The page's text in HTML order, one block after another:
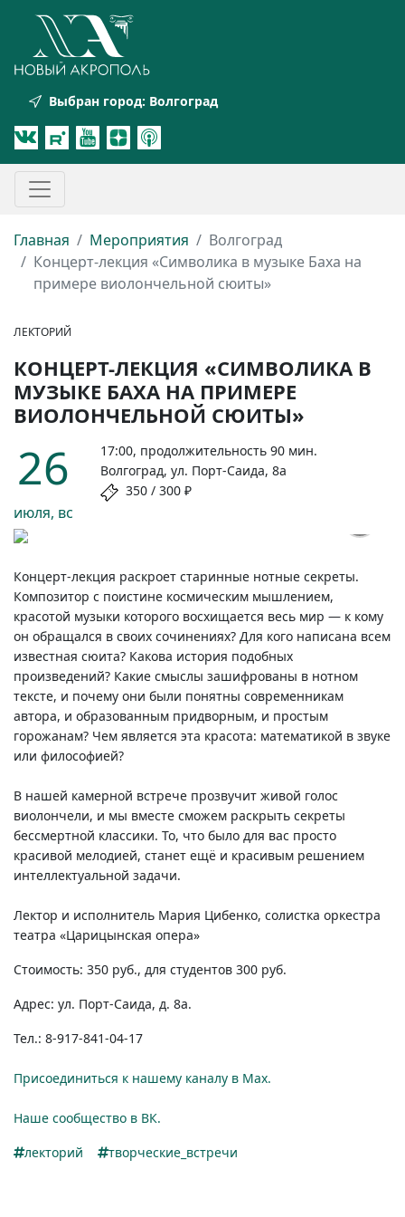
Выбран город: Волгоград
Главная Мероприятия
Волгоград
Концерт-лекция «Символика в музыке Баха на
примере виолончельной сюиты»
ЛЕКТОРИЙ
КОНЦЕРТ-ЛЕКЦИЯ «СИМВОЛИКА В
МУЗЫКЕ БАХА НА ПРИМЕРЕ
ВИОЛОНЧЕЛЬНОЙ СЮИТЫ»
26
июля, вс
17:00, продолжительность 90 мин.
Волгоград, ул. Порт-Саида, 8а
350 / 300 ₽
Концерт-лекция раскроет старинные нотные секреты.
Композитор с поистине космическим мышлением,
красотой музыки которого восхищается весь мир — к кому
он обращался в своих сочинениях? Для кого написана всем
известная сюита? Какова история подобных
произведений? Какие смыслы зашифрованы в нотном
тексте, и почему они были понятны современникам
автора, и образованным придворным, и простым
горожанам? Чем является эта красота: математикой в звуке
или философией?
В нашей камерной встрече прозвучит живой голос
виолончели, и мы вместе сможем раскрыть секреты
бессмертной классики. То, что было для вас просто
красивой мелодией, станет ещё и красивым решением
интеллектуальной задачи.
Лектор и исполнитель Мария Цибенко, солистка оркестра
театра «Царицынская опера»
Стоимость: 350 руб., для студентов 300 руб.
Адрес: ул. Порт-Саида, д. 8а.
Тел.: 8-917-841-04-17
Присоединиться к нашему каналу в Max.
Наше сообщество в ВК.
лекторий
творческие_встречи